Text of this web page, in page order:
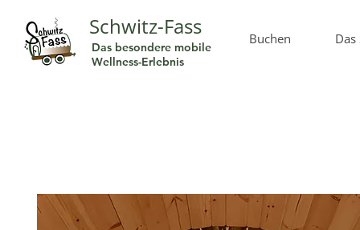
Buchen Das
Schwitz-Fass
Das besondere mobile
Wellness-Erlebnis